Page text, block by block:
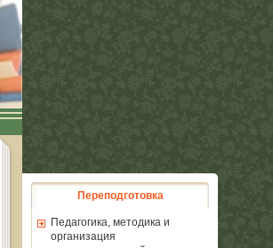
Переподготовка
Педагогика, методика и
организация